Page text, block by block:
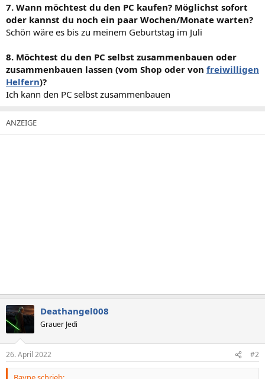
7. Wann möchtest du den PC kaufen? Möglichst sofort
oder kannst du noch ein paar Wochen/Monate warten?
Schön wäre es bis zu meinem Geburtstag im Juli
8. Möchtest du den PC selbst zusammenbauen oder
zusammenbauen lassen (vom Shop oder von freiwilligen
Helfern)?
Ich kann den PC selbst zusammenbauen
Deathangel008
Grauer Jedi
26. April 2022 #2